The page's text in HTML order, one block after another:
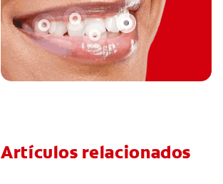
Artículos relacionados